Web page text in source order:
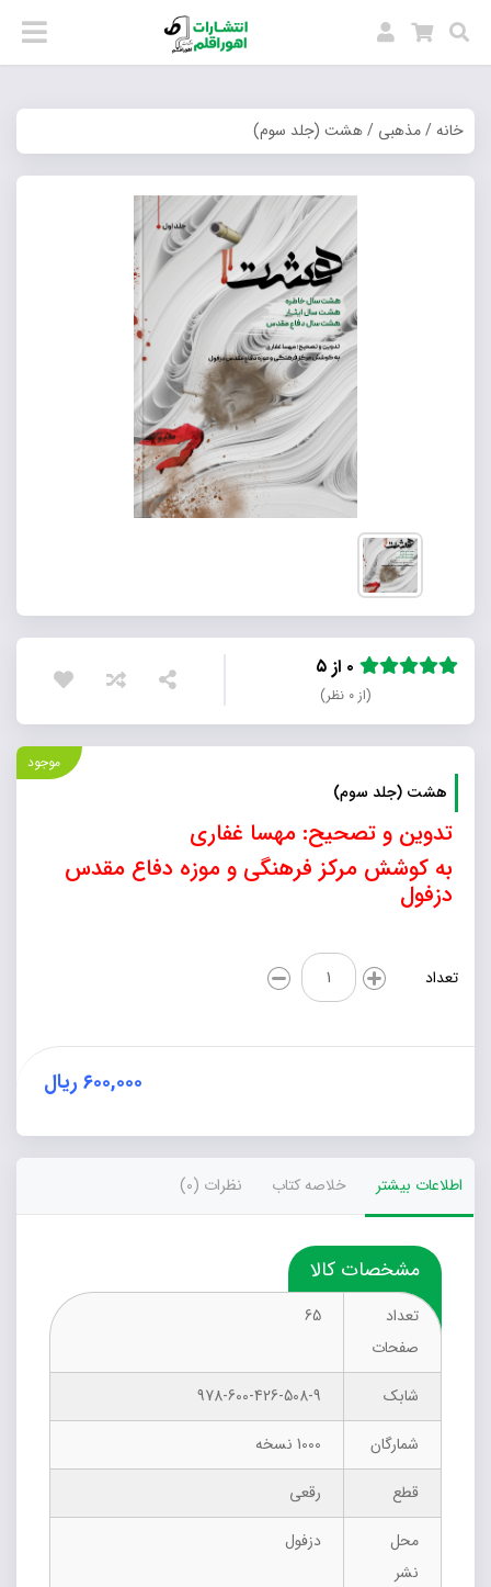
خانه/مذهبی / هشت (جلد سوم)
(از ۰ نظر)
موجود
هشت (جلد سوم)
تدوین و تصحیح: مهسا غفاری
به کوشش مرکز فرهنگی و موزه دفاع مقدس
دزفول
تعداد
هشت
(جلد
سوم)
۶۰۰,۰۰۰ ریال
اطلاعات بیشتر خلاصه کتاب نظرات (0)
مشخصات کالا
تعداد
صفحات
65
شابک
978-600-426-508-9
شمارگان
1000 نسخه
قطع
رقعی
محل
نشر
دزفول